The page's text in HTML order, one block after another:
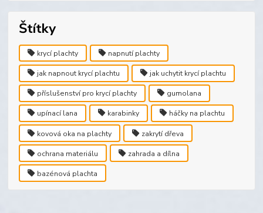
Štítky
krycí plachty napnutí plachty
jak napnout krycí plachtu jak uchytit krycí plachtu
příslušenství pro krycí plachty gumolana
upínací lana karabinky háčky na plachtu
kovová oka na plachty zakrytí dřeva
ochrana materiálu zahrada a dílna
bazénová plachta